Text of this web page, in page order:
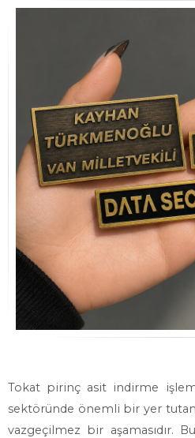
Tokat pirinç asit indirme
sektöründe önemli bir yer
vazgeçilmez bir aşamasıdır.